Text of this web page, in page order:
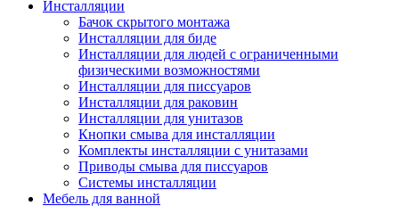
Инсталляции
Бачок скрытого монтажа
Инсталляции для биде
Инсталляции для людей с ограниченными
физическими возможностями
Инсталляции для писсуаров
Инсталляции для раковин
Инсталляции для унитазов
Кнопки смыва для инсталляции
Комплекты инсталляции с унитазами
Приводы смыва для писсуаров
Системы инсталляции
Мебель для ванной